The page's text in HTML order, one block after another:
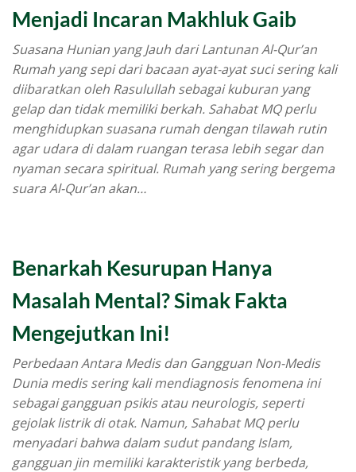
Menjadi Incaran Makhluk Gaib
Suasana Hunian yang Jauh dari Lantunan Al-Qur’an
Rumah yang sepi dari bacaan ayat-ayat suci sering kali
diibaratkan oleh Rasulullah sebagai kuburan yang
gelap dan tidak memiliki berkah. Sahabat MQ perlu
menghidupkan suasana rumah dengan tilawah rutin
agar udara di dalam ruangan terasa lebih segar dan
nyaman secara spiritual. Rumah yang sering bergema
suara Al-Qur’an akan…
Benarkah Kesurupan Hanya
Masalah Mental? Simak Fakta
Mengejutkan Ini!
Perbedaan Antara Medis dan Gangguan Non-Medis
Dunia medis sering kali mendiagnosis fenomena ini
sebagai gangguan psikis atau neurologis, seperti
gejolak listrik di otak. Namun, Sahabat MQ perlu
menyadari bahwa dalam sudut pandang Islam,
gangguan jin memiliki karakteristik yang berbeda,